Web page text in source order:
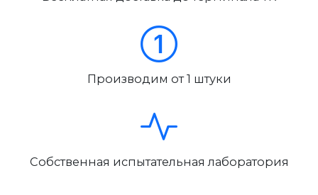
Производим от 1 штуки
Собственная испытательная лаборатория